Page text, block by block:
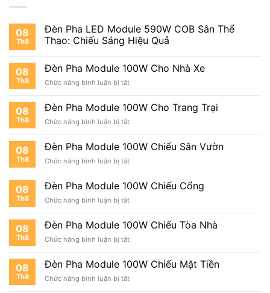
Skip
08
Th8
Đèn Pha LED Module 590W COB Sân Thể
Thao: Chiếu Sáng Hiệu Quả
08
Th8
Đèn Pha Module 100W Cho Nhà Xe
Chức năng bình luận bị tắtở
Pha
Module
100W
Nhà
08
Th8
Đèn Pha Module 100W Cho Trang Trại
Chức năng bình luận bị tắtở
Pha
Module
100W
Trang
08
Th8
Đèn Pha Module 100W Chiếu Sân Vườn
Chức năng bình luận bị tắtở
Pha
Module
100W
Sân
08
Th8
Đèn Pha Module 100W Chiếu Cổng
Chức năng bình luận bị tắtở
Pha
Module
100W
Cổng
08
Th8
Đèn Pha Module 100W Chiếu Tòa Nhà
Chức năng bình luận bị tắtở
Pha
Module
100W
08
Th8
Đèn Pha Module 100W Chiếu Mặt Tiền
Chức năng bình luận bị tắtở